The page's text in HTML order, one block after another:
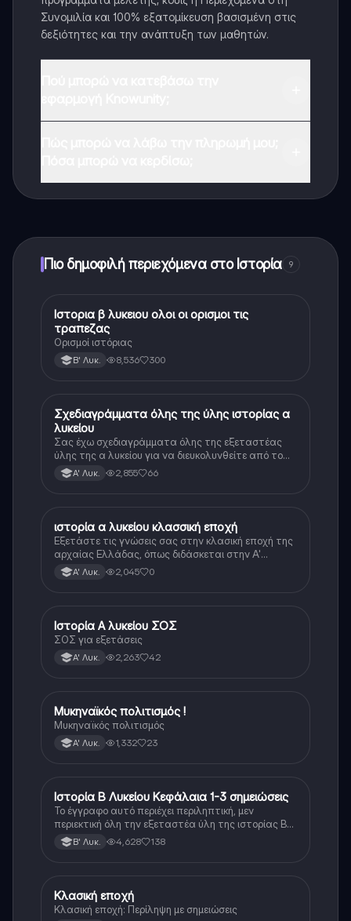
Συνομιλία και 100% εξατομίκευση βασισμένη στις
δεξιότητες και την ανάπτυξη των μαθητών.
Πιο δημοφιλή περιεχόμενα στο Ιστορία 9
Ιστορία
Ιστορια β λυκειου ολοι οι ορισμοι τις
τραπεζας
Ορισμοί ιστόριας
Β' Λυκ. 8,536 300
Ιστορία
Σχεδιαγράμματα όλης της ύλης ιστορίας α
λυκείου
Σας έχω σχεδιαγράμματα όλης της εξεταστέας
ύλης της α λυκείου για να διευκολυνθείτε από το
τεράστιο βάρος του βιβλίου
Α' Λυκ. 2,855 66
Ιστορία
ιστορία α λυκείου κλασσική εποχή
Εξετάστε τις γνώσεις σας στην κλασική εποχή της
αρχαίας Ελλάδας, όπως διδάσκεται στην Α'
Λυκείου.Α' Λυκ. 2,045 0
Ιστορία
Ιστορία Α λυκείου ΣΟΣ
ΣΟΣ για εξετάσεις
Α' Λυκ. 2,263 42
Ιστορία
Μυκηναϊκός πολιτισμός !
Μυκηναϊκός πολιτισμός
Α' Λυκ. 1,332 23
Ιστορία
Ιστορία Β Λυκείου Κεφάλαια 1-3 σημειώσεις
Το έγγραφο αυτό περιέχει περιληπτική, μεν
περιεκτική όλη την εξεταστέα ύλη της ιστορίας Β
λυκείου για τα πρώτα 3 Κεφάλαια, δηλαδή την
μισή ύλη. Το έγγραφο έχει γραφτεί με προσοχή και
Β' Λυκ. 4,628 138
Ιστορία
Κλασική εποχή
Κλασική εποχή: Περίληψη με σημειώσεις